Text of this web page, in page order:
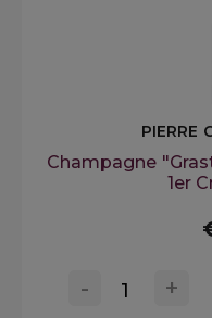
PIERRE
Champagne
1er
+
-